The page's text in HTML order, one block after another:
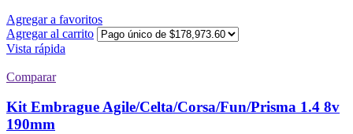
Agregar a favoritos
Agregar al carrito
Vista rápida
Comparar
Kit Embrague Agile/Celta/Corsa/Fun/Prisma 1.4 8v
190mm